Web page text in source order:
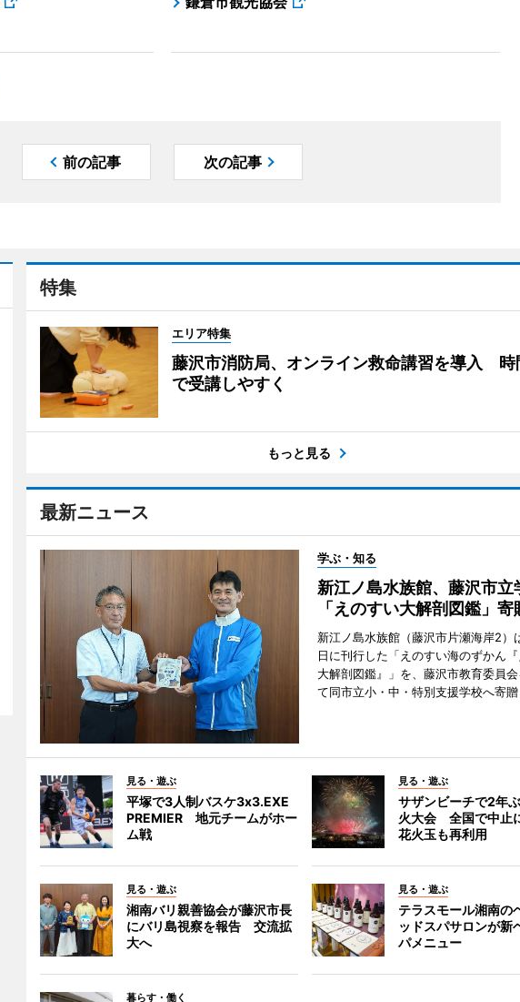
前の記事 次の記事
特集
エリア特集
藤沢市消防局、オンライン救命講習を導入 時
で受講しやすく
もっと見る
最新ニュース
学ぶ・知る
新江ノ島水族館、藤沢市立
「えのすい大解剖図鑑」寄
新江ノ島水族館（藤沢市片瀬海岸2）
日に刊行した「えのすい海のずかん
大解剖図鑑』」を、藤沢市教育委員会
て同市立小・中・特別支援学校へ寄贈
見る・遊ぶ
平塚で3人制バスケ3x3.EXE
PREMIER 地元チームがホー
ム戦
見る・遊ぶ
サザンビーチで2年
火大会 全国で中止
花火玉も再利用
見る・遊ぶ
湘南バリ親善協会が藤沢市長
にバリ島視察を報告 交流拡
大へ
見る・遊ぶ
テラスモール湘南の
ッドスパサロンが新
パメニュー
暮らす・働く